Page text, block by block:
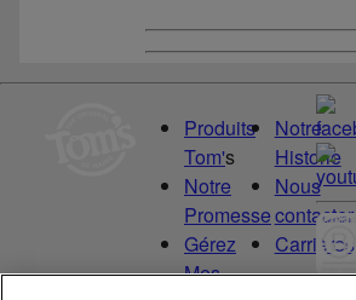
Produits
Tom's
Notre
Promesse
Gérez
Mes
Notre
Historie
Nous
contacter
Carrières